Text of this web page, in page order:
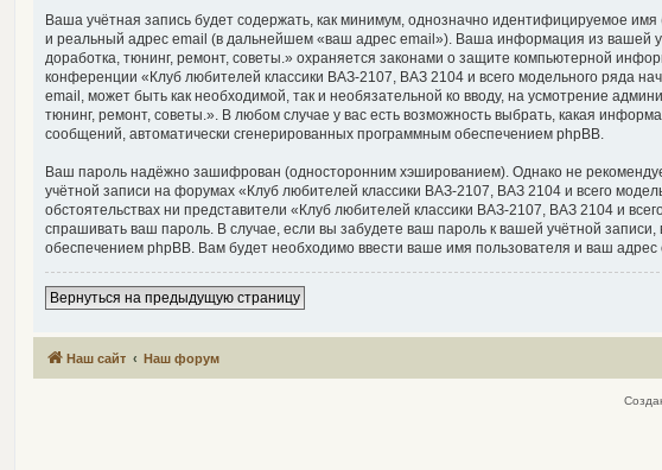
Ваша учётная запись будет содержать, как минимум, однозначно идентифицируемое
и реальный адрес email (в дальнейшем «ваш адрес email»). Ваша информация из вашей
доработка, тюнинг, ремонт, советы.» охраняется законами о защите компьютерной
конференции «Клуб любителей классики ВАЗ-2107, ВАЗ 2104 и всего модельного ряда
email, может быть как необходимой, так и необязательной ко вводу, на усмотрение
тюнинг, ремонт, советы.». В любом случае у вас есть возможность выбрать, какая
сообщений, автоматически сгенерированных программным обеспечением phpBB.
Ваш пароль надёжно зашифрован (односторонним хэшированием). Однако не
учётной записи на форумах «Клуб любителей классики ВАЗ-2107, ВАЗ 2104 и всего
обстоятельствах ни представители «Клуб любителей классики ВАЗ-2107, ВАЗ 2104 и
спрашивать ваш пароль. В случае, если вы забудете ваш пароль к вашей учётной
обеспечением phpBB. Вам будет необходимо ввести ваше имя пользователя и ваш
Вернуться на предыдущую страницу
Наш сайт Наш форум